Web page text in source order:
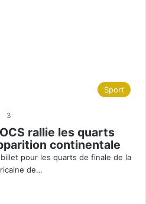
Sport
3
rallie les quarts
continentale
billet pour les quarts de finale de la
de…